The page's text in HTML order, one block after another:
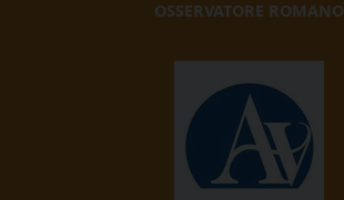
OSSERVATORE ROMANO